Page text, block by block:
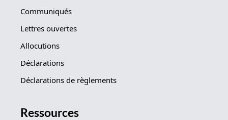
Communiqués
Lettres ouvertes
Allocutions
Déclarations
Déclarations de règlements
Ressources